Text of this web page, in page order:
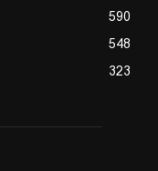
590
548
323